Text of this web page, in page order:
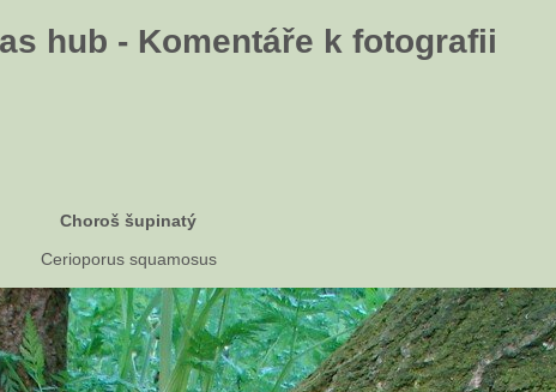
hub - Komentáře k fotografii
Choroš šupinatý
Cerioporus squamosus